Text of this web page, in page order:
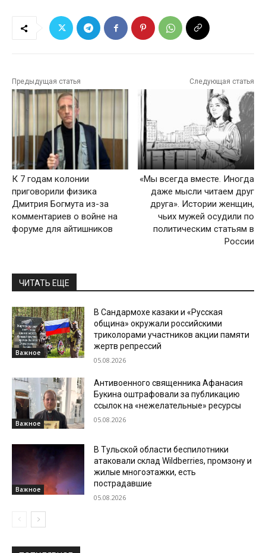
Предыдущая статья
К 7 годам колонии
приговорили физика
Дмитрия Богмута из-за
комментариев о войне на
форуме для айтишников
Следующая статья
«Мы всегда вместе. Иногда
даже мысли читаем друг
друга». Истории женщин,
чьих мужей осудили по
политическим статьям в
России
ЧИТАТЬ ЕЩЕ
Важное
В Сандармохе казаки и «Русская
община» окружали российскими
триколорами участников акции памяти
жертв репрессий
05.08.2026
Важное
Антивоенного священника Афанасия
Букина оштрафовали за публикацию
ссылок на «нежелательные» ресурсы
05.08.2026
Важное
В Тульской области беспилотники
атаковали склад Wildberries, промзону и
жилые многоэтажки, есть
пострадавшие
05.08.2026